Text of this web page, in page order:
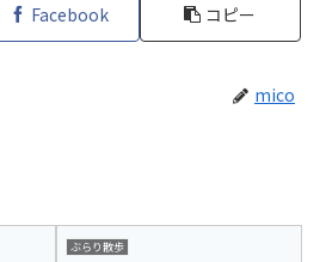
Facebook コピー
mico
ぶらり散歩